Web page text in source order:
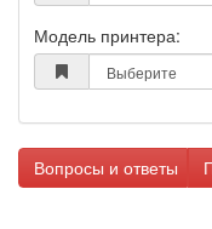
Модель принтера:
Вопросы и ответы